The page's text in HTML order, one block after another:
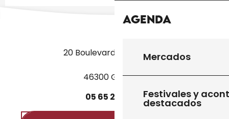
Agenda
Mercados
Festivales y
destacados
20 Boulevard des Martyrs
46300 Gourdon
05 65 27 50